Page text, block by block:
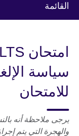
القائمة
سياسة
للامتحان